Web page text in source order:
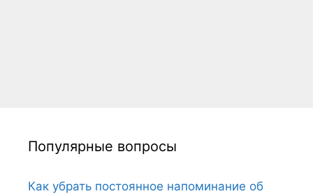
Популярные вопросы
Как убрать постоянное напоминание об